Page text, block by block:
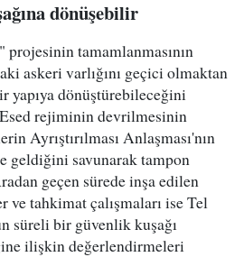
dönüşebilir
tamamlanmasının
askeri varlığını geçici olmaktan
yapıya dönüştürebileceğini
rejiminin devrilmesinin
Ayrıştırılması Anlaşması'nın
geldiğini savunarak tampon
geçen sürede inşa edilen
ve tahkimat çalışmaları ise Tel
süreli bir güvenlik kuşağı
ilişkin değerlendirmeleri